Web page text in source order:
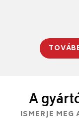
A
ISMERJE